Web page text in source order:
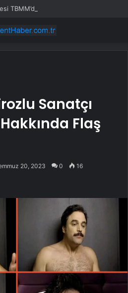
TBMM’de kabul edildi
Sanatçı
Flaş
20, 2023 0 16